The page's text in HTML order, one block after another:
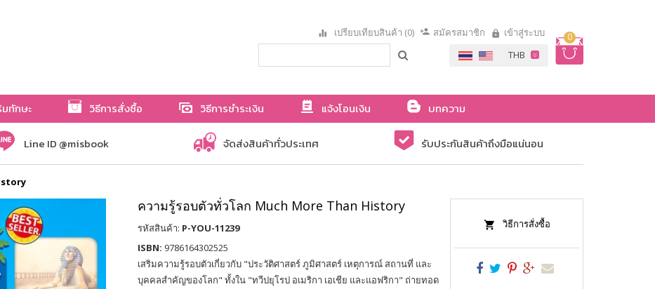
0
เปรียบเทียบสินค้า (0) สมัครสมาชิก เข้าสู่ระบบ
ทักษะ วิธีการสั่งซื้อ วิธีการชำระเงิน แจ้งโอนเงิน
บทความ
Line ID @misbook จัดส่งสินค้าทั่วประเทศ รับประกันสินค้าถึงมือแน่นอน
ความรู้รอบตัวทั่วโลก Much More Than History
รหัสสินค้า: P-YOU-11239
ISBN: 9786164302525
เสริมความรู้รอบตัวเกี่ยวกับ "ประวัติศาสตร์ ภูมิศาสตร์ เหตุการณ์ สถานที่ และ
บุคคลสำคัญของโลก" ทั้งใน "ทวีปยุโรป อเมริกา เอเชีย และแอฟริกา" ถ่ายทอด
วิธีการสั่งซื้อ